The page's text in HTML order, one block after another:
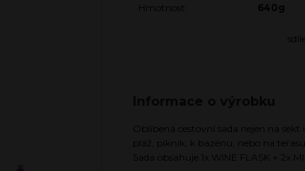
Hmotnost:
640g
Oblíbená cestovní sada nejen na
pláž, piknik, k bazénu, nebo na
Sada obsahuje 1x WINE FLASK + 2x